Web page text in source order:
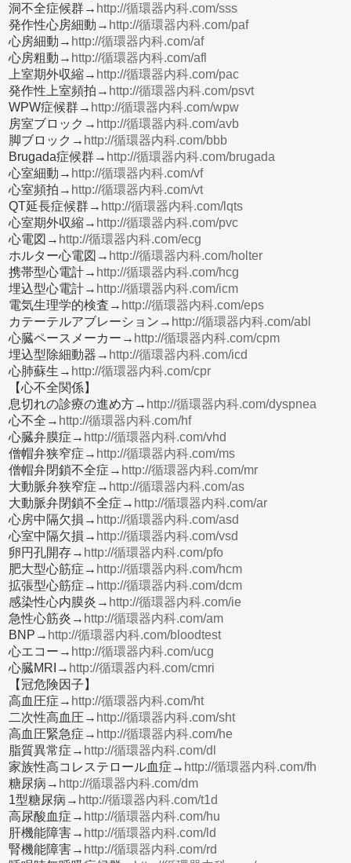
洞不全症候群→ http://循環器内科.com/sss
発作性心房細動→ http://循環器内科.com/paf
心房細動→ http://循環器内科.com/af
心房粗動→ http://循環器内科.com/afl
上室期外収縮→ http://循環器内科.com/pac
発作性上室頻拍→ http://循環器内科.com/psvt
WPW症候群→ http://循環器内科.com/wpw
房室ブロック→ http://循環器内科.com/avb
脚ブロック→ http://循環器内科.com/bbb
Brugada症候群→ http://循環器内科.com/brugada
心室細動→ http://循環器内科.com/vf
心室頻拍→ http://循環器内科.com/vt
QT延長症候群→ http://循環器内科.com/lqts
心室期外収縮→ http://循環器内科.com/pvc
心電図→ http://循環器内科.com/ecg
ホルター心電図→ http://循環器内科.com/holter
携帯型心電計→ http://循環器内科.com/hcg
埋込型心電計→ http://循環器内科.com/icm
電気生理学的検査→ http://循環器内科.com/eps
カテーテルアブレーション→ http://循環器内科.com/abl
心臓ペースメーカー→ http://循環器内科.com/cpm
埋込型除細動器→ http://循環器内科.com/icd
心肺蘇生→ http://循環器内科.com/cpr
【心不全関係】
息切れの診療の進め方→ http://循環器内科.com/dyspnea
心不全→ http://循環器内科.com/hf
心臓弁膜症→ http://循環器内科.com/vhd
僧帽弁狭窄症→ http://循環器内科.com/ms
僧帽弁閉鎖不全症→ http://循環器内科.com/mr
大動脈弁狭窄症→ http://循環器内科.com/as
大動脈弁閉鎖不全症→ http://循環器内科.com/ar
心房中隔欠損→ http://循環器内科.com/asd
心室中隔欠損→ http://循環器内科.com/vsd
卵円孔開存→ http://循環器内科.com/pfo
肥大型心筋症→ http://循環器内科.com/hcm
拡張型心筋症→ http://循環器内科.com/dcm
感染性心内膜炎→ http://循環器内科.com/ie
急性心筋炎→ http://循環器内科.com/am
BNP→ http://循環器内科.com/bloodtest
心エコー→ http://循環器内科.com/ucg
心臓MRI→ http://循環器内科.com/cmri
【冠危険因子】
高血圧症→ http://循環器内科.com/ht
二次性高血圧→ http://循環器内科.com/sht
高血圧緊急症→ http://循環器内科.com/he
脂質異常症→ http://循環器内科.com/dl
家族性高コレステロール血症→ http://循環器内科.com/fh
糖尿病→ http://循環器内科.com/dm
1型糖尿病→ http://循環器内科.com/t1d
高尿酸血症→ http://循環器内科.com/hu
肝機能障害→ http://循環器内科.com/ld
腎機能障害→ http://循環器内科.com/rd